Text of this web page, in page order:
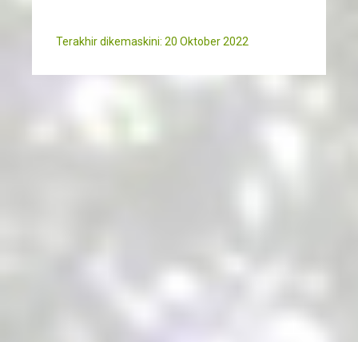
Terakhir dikemaskini: 20 Oktober 2022